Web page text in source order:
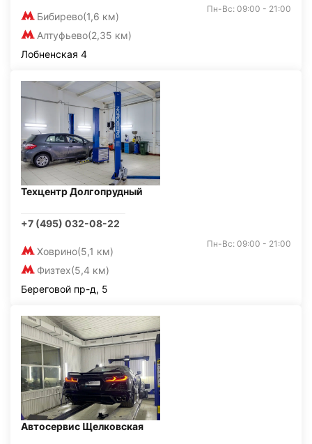
Бибирево(1,6 км)
Алтуфьево(2,35 км)
Пн-Вс: 09:00 - 21:00
Лобненская 4
Техцентр Долгопрудный
+7 (495) 032-08-22
Ховрино(5,1 км)
Физтех(5,4 км)
Пн-Вс: 09:00 - 21:00
Береговой пр-д, 5
Автосервис Щелковская